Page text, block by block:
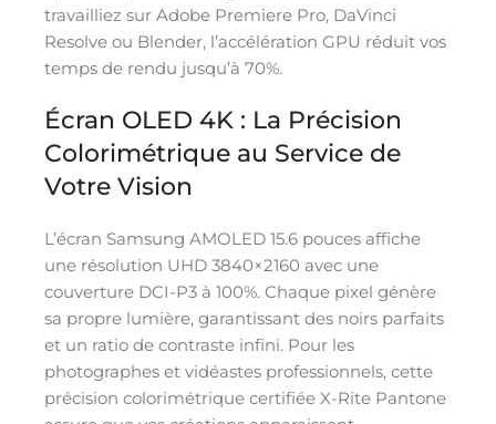
travailliez sur Adobe Premiere Pro, DaVinci
Resolve ou Blender, l’accélération GPU réduit vos
temps de rendu jusqu’à 70%.
Écran OLED 4K : La Précision
Colorimétrique au Service de
Votre Vision
L’écran Samsung AMOLED 15.6 pouces affiche
une résolution UHD 3840×2160 avec une
couverture DCI-P3 à 100%. Chaque pixel génère
sa propre lumière, garantissant des noirs parfaits
et un ratio de contraste infini. Pour les
photographes et vidéastes professionnels, cette
précision colorimétrique certifiée X-Rite Pantone